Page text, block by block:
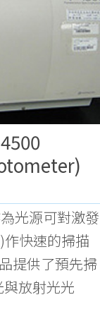
光源可對激發
快速的掃描
提供了預先掃
放射光光